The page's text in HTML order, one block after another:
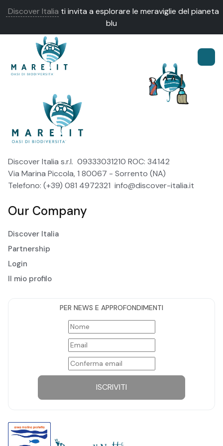
Discover Italia ti invita a esplorare le meraviglie del pianeta
blu
Discover Italia s.r.l. 09333031210 ROC: 34142
Via Marina Piccola, 1 80067 - Sorrento (NA)
Telefono: (+39) 081 4972321 info@discover-italia.it
Our Company
Discover Italia
Partnership
Login
Il mio profilo
PER NEWS E APPROFONDIMENTI
ISCRIVITI